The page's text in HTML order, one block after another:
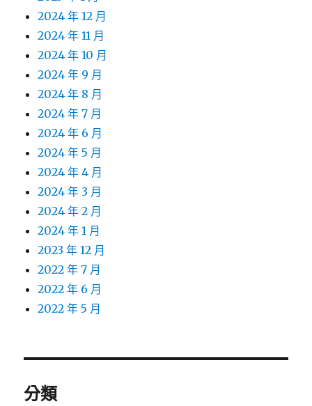
2024 年 12 月
2024 年 11 月
2024 年 10 月
2024 年 9 月
2024 年 8 月
2024 年 7 月
2024 年 6 月
2024 年 5 月
2024 年 4 月
2024 年 3 月
2024 年 2 月
2024 年 1 月
2023 年 12 月
2022 年 7 月
2022 年 6 月
2022 年 5 月
分類